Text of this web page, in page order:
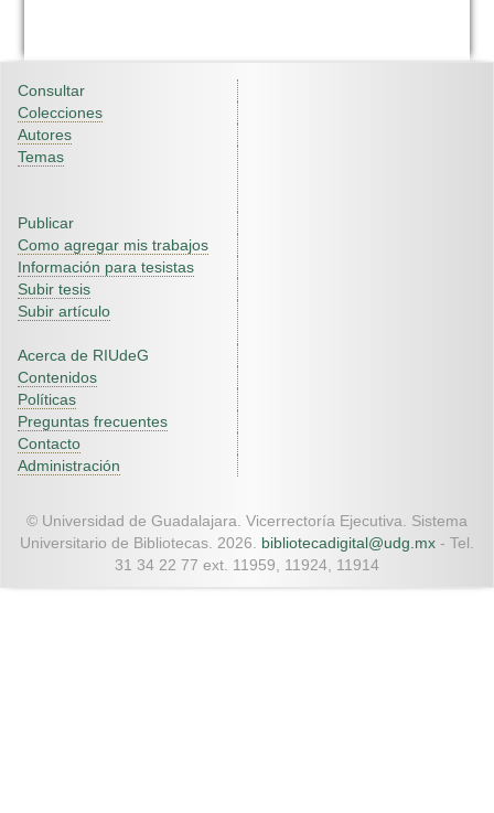
Consultar
Colecciones
Autores
Temas
Publicar
Como agregar mis trabajos
Información para tesistas
Subir tesis
Subir artículo
Acerca de RIUdeG
Contenidos
Políticas
Preguntas frecuentes
Contacto
Administración
© Universidad de Guadalajara. Vicerrectoría Ejecutiva. Sistema
Universitario de Bibliotecas. 2026. bibliotecadigital@udg.mx - Tel.
31 34 22 77 ext. 11959, 11924, 11914